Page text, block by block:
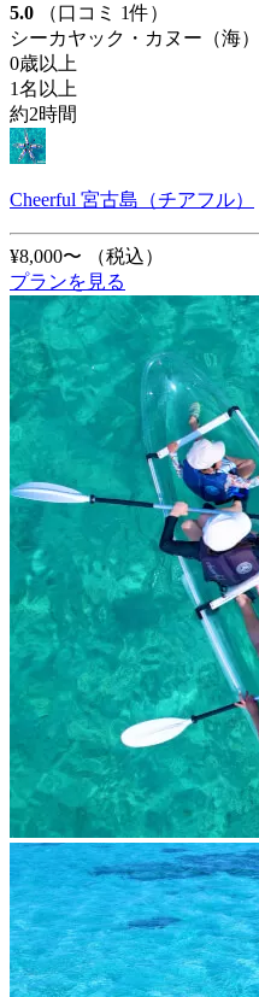
5.0
（口コミ 1件）
シーカヤック・カヌー（海）
0歳以上
1名以上
約2時間
Cheerful 宮古島（チアフル）
¥8,000〜
（税込）
プランを見る